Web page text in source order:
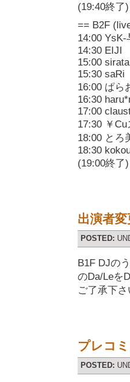
(19:40終了)
== B2F
14:00 YsK-
14:30 EIJI
15:00
15:30 saRi
16:00 ぱら
16:30
17:00
17:30 ￥
18:00 とろ
18:30
(19:00終了)
出演者
POSTED:
B1F DJの
のDa/Leを
ご了承下
プレコ
POSTED: